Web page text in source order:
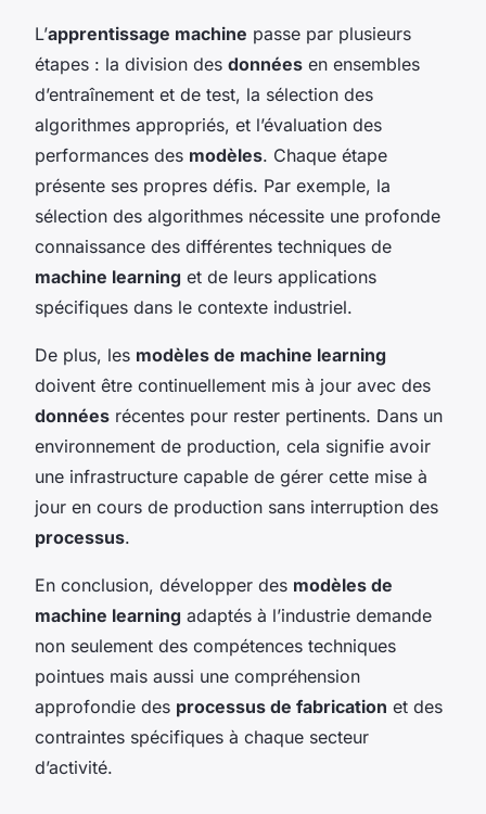
L’apprentissage machine passe par plusieurs
étapes : la division des données en ensembles
d’entraînement et de test, la sélection des
algorithmes appropriés, et l’évaluation des
performances des modèles. Chaque étape
présente ses propres défis. Par exemple, la
sélection des algorithmes nécessite une profonde
connaissance des différentes techniques de
machine learning et de leurs applications
spécifiques dans le contexte industriel.
De plus, les modèles de machine learning
doivent être continuellement mis à jour avec des
données récentes pour rester pertinents. Dans un
environnement de production, cela signifie avoir
une infrastructure capable de gérer cette mise à
jour en cours de production sans interruption des
processus.
En conclusion, développer des modèles de
machine learning adaptés à l’industrie demande
non seulement des compétences techniques
pointues mais aussi une compréhension
approfondie des processus de fabrication et des
contraintes spécifiques à chaque secteur
d’activité.